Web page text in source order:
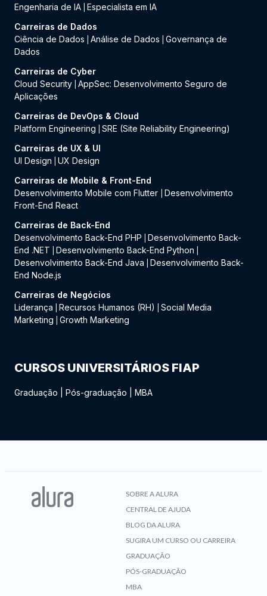
Engenharia de IA Especialista em IA
Carreiras de Dados
Ciência de Dados
Análise de Dados
Governança de
Dados
Carreiras de Cyber
Cloud Security AppSec: Desenvolvimento Seguro de
Aplicações
Carreiras de DevOps & Cloud
Platform Engineering
SRE (Site Reliability Engineering)
Carreiras de UX & UI
UI Design
UX Design
Carreiras de Mobile & Front-End
Desenvolvimento Mobile com Flutter
Desenvolvimento
Front-End React
Carreiras de Back-End
Desenvolvimento Back-End PHP
Desenvolvimento Back-
End .NET
Desenvolvimento Back-End Python
Desenvolvimento Back-End Java
Desenvolvimento Back-
End Node.js
Carreiras de Negócios
Liderança
Recursos Humanos (RH)
Social Media
Marketing
Growth Marketing
CURSOS UNIVERSITÁRIOS FIAP
Graduação Pós-graduação MBA
SOBRE A ALURA
CENTRAL DE AJUDA
BLOG DA ALURA
SUGIRA UM CURSO OU CARREIRA
GRADUAÇÃO
PÓS-GRADUAÇÃO
MBA